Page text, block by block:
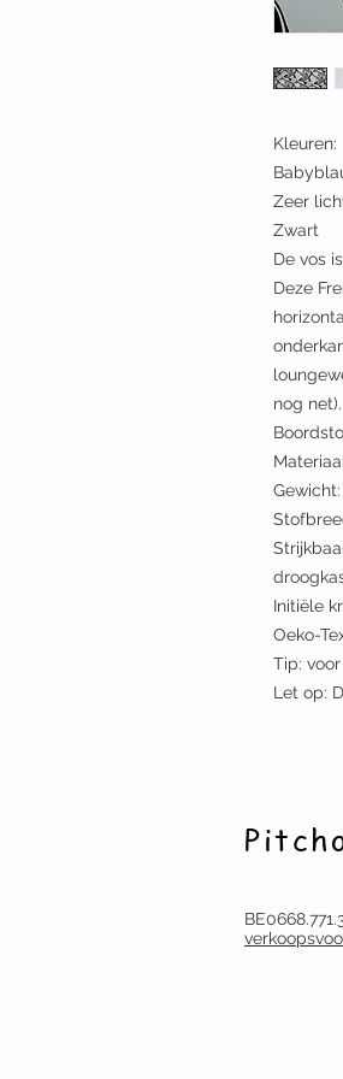
Kleuren:
Zeer
Zwart
De vos
Deze
nog net).
Initiële
Oeko-
Tip:
Let op: